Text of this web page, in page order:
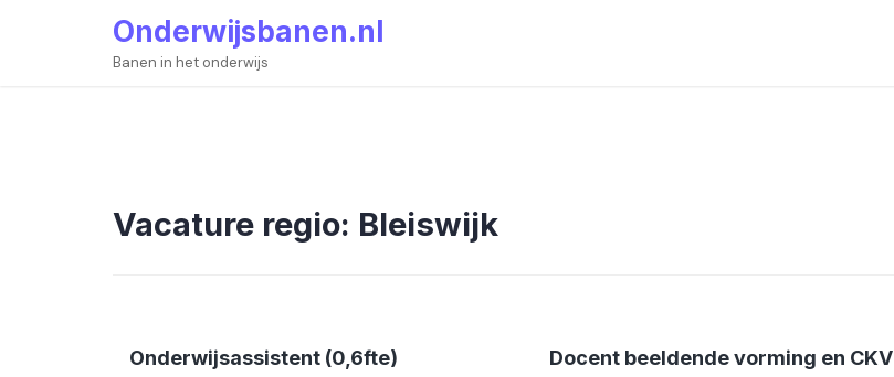
Onderwijsbanen.nl
Banen in het onderwijs
Vacature regio: Bleiswijk
Onderwijsassistent (0,6fte)
Docent beeldende vorming en CKV